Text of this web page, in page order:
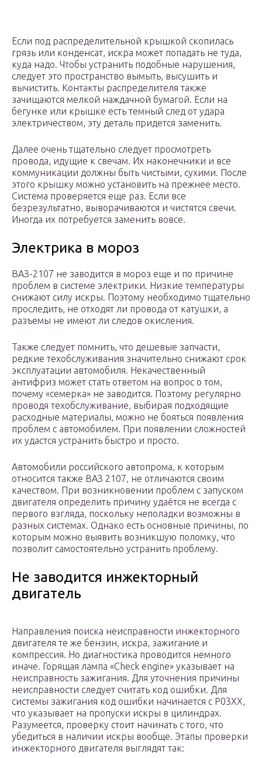
Если под распределительной крышкой скопилась
грязь или конденсат, искра может попадать не туда,
куда надо. Чтобы устранить подобные нарушения,
следует это пространство вымыть, высушить и
вычистить. Контакты распределителя также
зачищаются мелкой наждачной бумагой. Если на
бегунке или крышке есть темный след от удара
электричеством, эту деталь придется заменить.
Далее очень тщательно следует просмотреть
провода, идущие к свечам. Их наконечники и все
коммуникации должны быть чистыми, сухими. После
этого крышку можно установить на прежнее место.
Система проверяется еще раз. Если все
безрезультатно, выворачиваются и чистятся свечи.
Иногда их потребуется заменить вовсе.
Электрика в мороз
ВАЗ-2107 не заводится в мороз еще и по причине
проблем в системе электрики. Низкие температуры
снижают силу искры. Поэтому необходимо тщательно
проследить, не отходят ли провода от катушки, а
разъемы не имеют ли следов окисления.
Также следует помнить, что дешевые запчасти,
редкие техобслуживания значительно снижают срок
эксплуатации автомобиля. Некачественный
антифриз может стать ответом на вопрос о том,
почему «семерка» не заводится. Поэтому регулярно
проводя техобслуживание, выбирая подходящие
расходные материалы, можно не бояться появления
проблем с автомобилем. При появлении сложностей
их удастся устранить быстро и просто.
Автомобили российского автопрома, к которым
относится также ВАЗ 2107, не отличаются своим
качеством. При возникновении проблем с запуском
двигателя определить причину удаётся не всегда с
первого взгляда, поскольку неполадки возможны в
разных системах. Однако есть основные причины, по
которым можно выявить возникшую поломку, что
позволит самостоятельно устранить проблему.
Не заводится инжекторный
двигатель
Направления поиска неисправности инжекторного
двигателя те же бензин, искра, зажигание и
компрессия. Но диагностика проводится немного
иначе. Горящая лампа «Check engine» указывает на
неисправность зажигания. Для уточнения причины
неисправности следует считать код ошибки. Для
системы зажигания код ошибки начинается с P03XX,
что указывает на пропуски искры в цилиндрах.
Разумеется, проверку стоит начинать с того, что
убедиться в наличии искры вообще. Этапы проверки
инжекторного двигателя выглядят так: